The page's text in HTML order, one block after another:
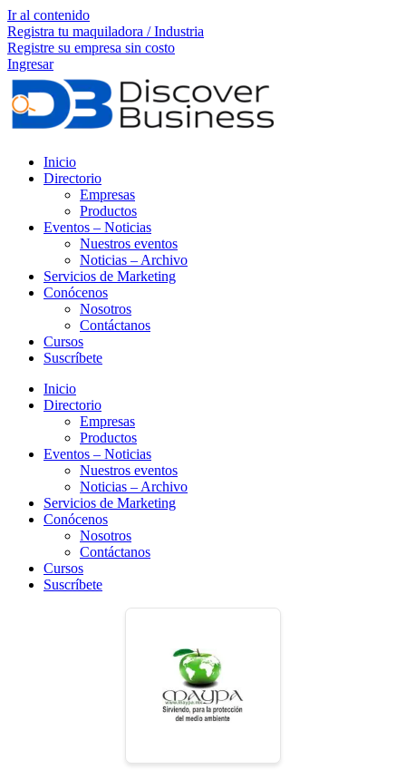
Ir al contenido
Registra tu maquiladora / Industria
Registre su empresa sin costo
Ingresar
Inicio
Directorio
Empresas
Productos
Eventos – Noticias
Nuestros eventos
Noticias – Archivo
Servicios de Marketing
Conócenos
Nosotros
Contáctanos
Cursos
Suscríbete
Inicio
Directorio
Empresas
Productos
Eventos – Noticias
Nuestros eventos
Noticias – Archivo
Servicios de Marketing
Conócenos
Nosotros
Contáctanos
Cursos
Suscríbete